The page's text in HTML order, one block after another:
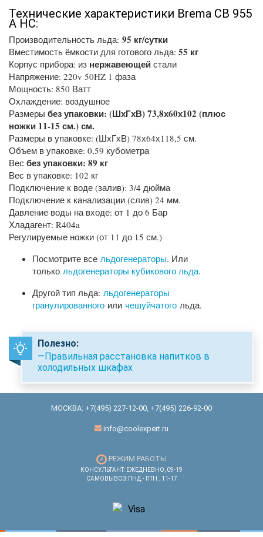
Технические характеристики Brema CB 955
A HC:
Производительность льда: 95 кг/сутки
Вместимость ёмкости для готового льда: 55 кг
Корпус прибора: из нержавеющей стали
Напряжение: 220v 50HZ 1 фаза
Мощность: 850 Ватт
Охлаждение: воздушное
Размеры без упаковки: (ШхГхВ) 73,8х60х102 (плюс
ножки 11-15 см.) см.
Размеры в упаковке: (ШхГхВ) 78х64х118,5 см.
Объем в упаковке: 0,59 кубометра
Вес без упаковки: 89 кг
Вес в упаковке: 102 кг
Подключение к воде (залив): 3/4 дюйма
Подключение к канализации (слив) 24 мм.
Давление воды на входе: от 1 до 6 Бар
Хладагент: R404a
Регулируемые ножки (от 11 до 15 см.)
Посмотрите все льдогенераторы. Или
только льдогенераторы кубикового льда.
Другой тип льда: льдогенераторы
гранулированного или чешуйчатого льда.
Полезно:
—Правильная расстановка напитков в
холодильных шкафах
МОСКВА: +7(495) 227-12-00, +7(495) 226-92-00
info@coolexpert.ru
РЕЖИМ РАБОТЫ
КОНСУЛЬТАНТ: ЕЖЕДНЕВНО, 09-19
САМОВЫВОЗ: ПНД.- ПТН., 11-17